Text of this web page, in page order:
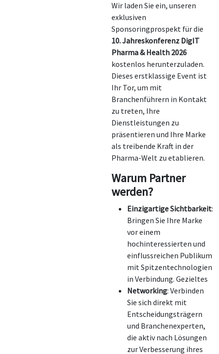
Wir laden Sie ein, unseren
exklusiven
Sponsoringprospekt für die
10. Jahreskonferenz DigIT
Pharma & Health 2026
kostenlos herunterzuladen.
Dieses erstklassige Event ist
Ihr Tor, um mit
Branchenführern in Kontakt
zu treten, Ihre
Dienstleistungen zu
präsentieren und Ihre Marke
als treibende Kraft in der
Pharma-Welt zu etablieren.
Warum Partner
werden?
Einzigartige Sichtbarkeit:
Bringen Sie Ihre Marke
vor einem
hochinteressierten und
einflussreichen Publikum
mit Spitzentechnologien
in Verbindung. Gezieltes
Networking: Verbinden
Sie sich direkt mit
Entscheidungsträgern
und Branchenexperten,
die aktiv nach Lösungen
zur Verbesserung ihres